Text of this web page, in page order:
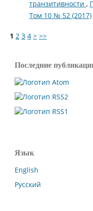
транзитивности ,
Том 10 № 52 (2017)
1 2 3 4 > >>
Последние
Язык
English
Русский